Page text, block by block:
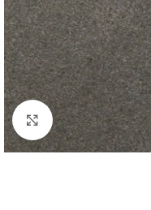
Forstørr bilde